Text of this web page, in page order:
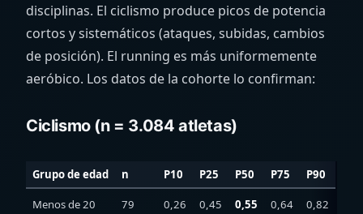
disciplinas. El ciclismo produce picos de potencia
cortos y sistemáticos (ataques, subidas, cambios
de posición). El running es más uniformemente
aeróbico. Los datos de la cohorte lo confirman:
Ciclismo (n = 3.084 atletas)
Grupo de edad n P10 P25 P50 P75 P90
Menos de 20 79 0,26 0,45 0,55 0,64 0,82